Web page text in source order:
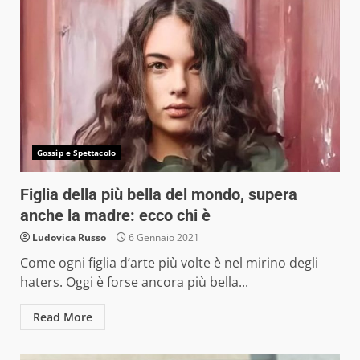
Gossip e Spettacolo
Figlia della più bella del mondo, supera
anche la madre: ecco chi è
Ludovica Russo 6 Gennaio 2021
Come ogni figlia d’arte più volte è nel mirino degli
haters. Oggi è forse ancora più bella...
Read More